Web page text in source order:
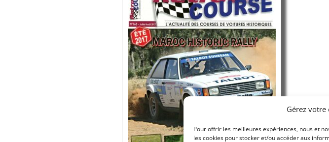
Gérez
Pour offrir les meilleures expériences, nous et
les cookies pour stocker et/ou accéder aux